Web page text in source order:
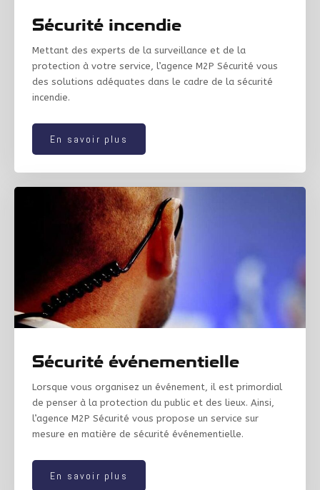
Sécurité incendie
Mettant des experts de la surveillance et de la
protection à votre service, l’agence M2P Sécurité vous
des solutions adéquates dans le cadre de la sécurité
incendie.
En savoir plus
Sécurité événementielle
Lorsque vous organisez un événement, il est primordial
de penser à la protection du public et des lieux. Ainsi,
l’agence M2P Sécurité vous propose un service sur
mesure en matière de sécurité événementielle.
En savoir plus